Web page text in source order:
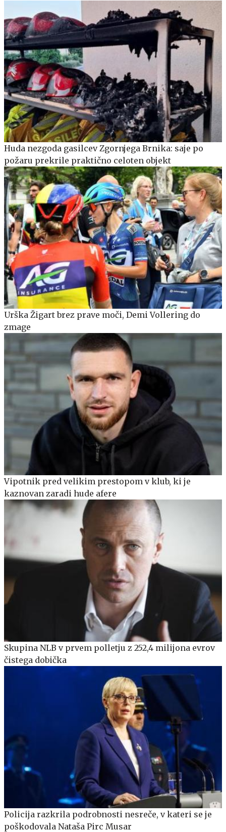
Huda nezgoda gasilcev Zgornjega Brnika: saje po
požaru prekrile praktično celoten objekt
Urška Žigart brez prave moči, Demi Vollering do
zmage
Vipotnik pred velikim prestopom v klub, ki je
kaznovan zaradi hude afere
Skupina NLB v prvem polletju z 252,4 milijona evrov
čistega dobička
Policija razkrila podrobnosti nesreče, v kateri se je
poškodovala Nataša Pirc Musar